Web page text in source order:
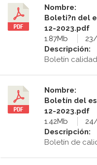
Nombre:
Boleti?n del
12-2023.pdf
1.87Mb
Descripción:
Boletín
Nombre:
Boletín del
12-2023.pdf
1.42Mb
Descripción:
Boletín de